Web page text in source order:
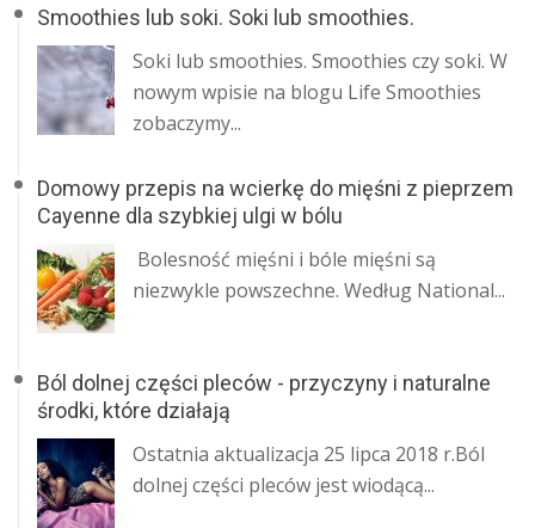
Smoothies lub soki. Soki lub smoothies.
Soki lub smoothies. Smoothies czy soki. W
nowym wpisie na blogu Life Smoothies
zobaczymy...
Domowy przepis na wcierkę do mięśni z pieprzem
Cayenne dla szybkiej ulgi w bólu
Bolesność mięśni i bóle mięśni są
niezwykle powszechne. Według National...
Ból dolnej części pleców - przyczyny i naturalne
środki, które działają
Ostatnia aktualizacja 25 lipca 2018 r.Ból
dolnej części pleców jest wiodącą...